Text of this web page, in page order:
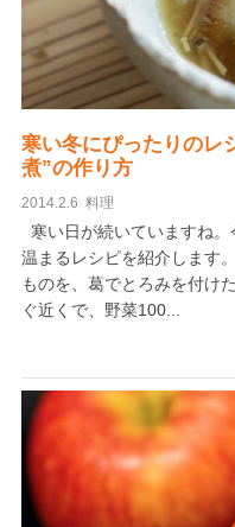
寒い冬にぴったりのレ
煮”の作り方
2014.2.6 料理
寒い日が続いていますね。
温まるレシピを紹介します
ものを、葛でとろみを付け
ぐ近くで、野菜100...